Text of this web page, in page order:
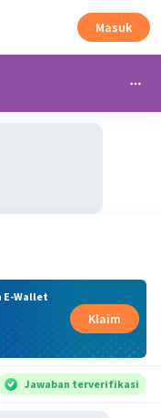
Masuk
E-Wallet
Klaim
Jawaban terverifikasi